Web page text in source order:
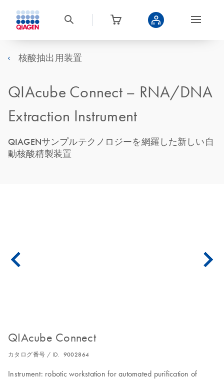
核酸抽出用装置
QIAcube Connect – RNA/DNA
Extraction Instrument
QIAGENサンプルテクノロジーを網羅した新しい自
動核酸精製装置
QIAcube Connect
カタログ番号 / ID. 9002864
Instrument: robotic workstation for automated purification of